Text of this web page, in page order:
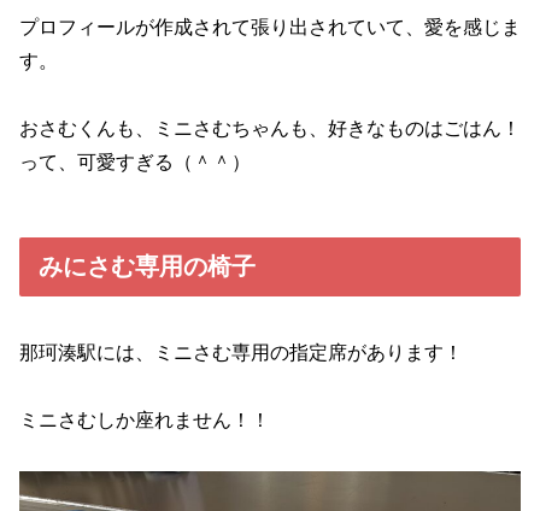
プロフィールが作成されて張り出されていて、愛を感じま
す。
おさむくんも、ミニさむちゃんも、好きなものはごはん！
って、可愛すぎる（＾＾）
みにさむ専用の椅子
那珂湊駅には、ミニさむ専用の指定席があります！
ミニさむしか座れません！！